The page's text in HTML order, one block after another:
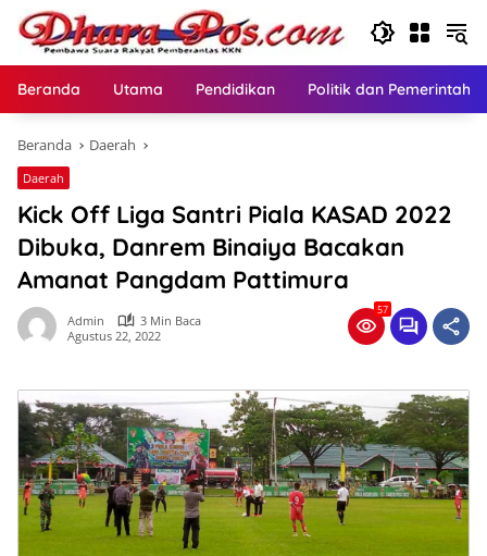
Langsung
konten
Beranda Utama Pendidikan Politik dan
Beranda Daerah
Daerah
Kick Off Liga Santri Piala KASAD 2022
Dibuka, Danrem Binaiya Bacakan
Amanat Pangdam Pattimura
Admin
3 Min Baca
Agustus 22, 2022
57